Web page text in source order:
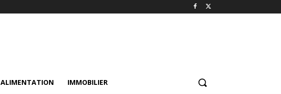
ALIMENTATION IMMOBILIER